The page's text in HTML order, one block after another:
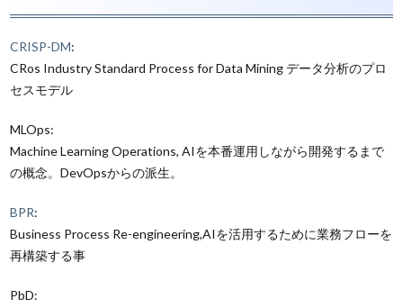
CRISP-DM:
CRos Industry Standard Process for Data Mining データ分析のプロ
セスモデル
MLOps:
Machine Learning Operations, AIを本番運用しながら開発するまで
の概念。DevOpsからの派生。
BPR:
Business Process Re-engineering,AIを活用するために業務フローを
再構築する事
PbD: